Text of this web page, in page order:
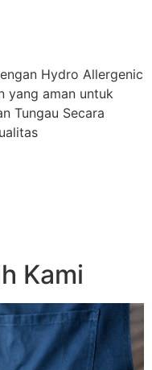
Hydro Allergenic
yang aman untuk
Tungau Secara
Kami